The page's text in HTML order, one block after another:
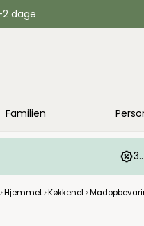
2 dage
Familien
Hjemmet Køkkenet